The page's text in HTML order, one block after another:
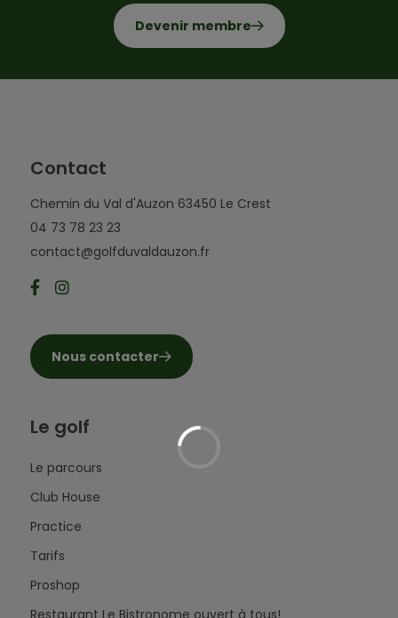
Devenir membre
Contact
Chemin du Val d'Auzon 63450 Le Crest
04 73 78 23 23
contact@golfduvaldauzon.fr
Nous contacter
Le golf
Le parcours
Club House
Practice
Tarifs
Proshop
Restaurant Le Bistronome ouvert à tous!